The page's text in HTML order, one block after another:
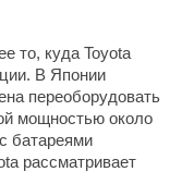
то, куда Toyota
В Японии
переоборудовать
мощностью около
батареями
рассматривает